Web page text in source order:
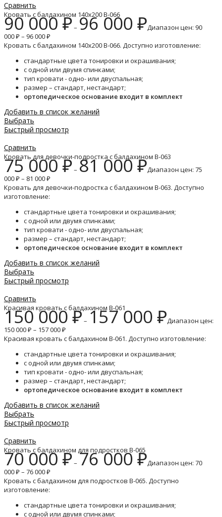
Сравнить
Кровать с балдахином 140х200 B-066
90 000₽– 96 000 ₽Диапазон цен: 90
000 ₽ – 96 000 ₽
Кровать с балдахином 140х200 B-066. Доступно изготовление:
стандартные цвета тонировки и окрашивания;
с одной или двумя спинками;
тип кровати - одно- или двуспальная;
размер – стандарт, нестандарт;
ортопедическое основание входит в комплект
Добавить в список желаний
Выбрать
Быстрый просмотр
Сравнить
Кровать для девочки-подростка с балдахином B-063
75 000₽ – 81 000₽Диапазон цен: 75
000 ₽ – 81 000 ₽
Кровать для девочки-подростка с балдахином B-063. Доступно
изготовление:
стандартные цвета тонировки и окрашивания;
с одной или двумя спинками;
тип кровати - одно- или двуспальная;
размер – стандарт, нестандарт;
ортопедическое основание входит в комплект
Добавить в список желаний
Выбрать
Быстрый просмотр
Сравнить
Красивая кровать с балдахином B-061
150 000₽– 157 000 ₽Диапазон цен:
150 000 ₽ – 157 000 ₽
Красивая кровать с балдахином B-061. Доступно изготовление:
стандартные цвета тонировки и окрашивания;
с одной или двумя спинками;
тип кровати - одно- или двуспальная;
размер – стандарт, нестандарт;
ортопедическое основание входит в комплект
Добавить в список желаний
Выбрать
Быстрый просмотр
Сравнить
Кровать с балдахином для подростков B-065
70 000₽– 76 000₽Диапазон цен: 70
000 ₽ – 76 000 ₽
Кровать с балдахином для подростков B-065. Доступно
изготовление:
стандартные цвета тонировки и окрашивания;
с одной или двумя спинками;